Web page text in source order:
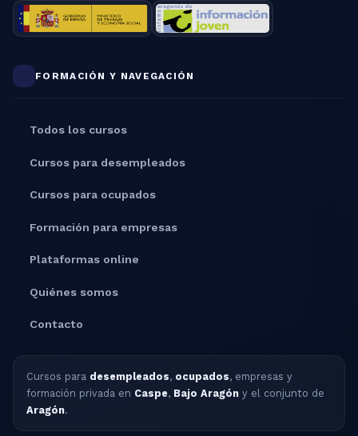
FORMACIÓN Y NAVEGACIÓN
Todos los cursos
Cursos para desempleados
Cursos para ocupados
Formación para empresas
Plataformas online
Quiénes somos
Contacto
Cursos para desempleados, ocupados, empresas y
formación privada en Caspe, Bajo Aragón y el conjunto de
Aragón.